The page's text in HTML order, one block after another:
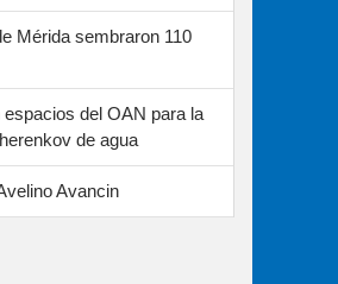
Mérida sembraron 110
del OAN para la
de agua
Avancin